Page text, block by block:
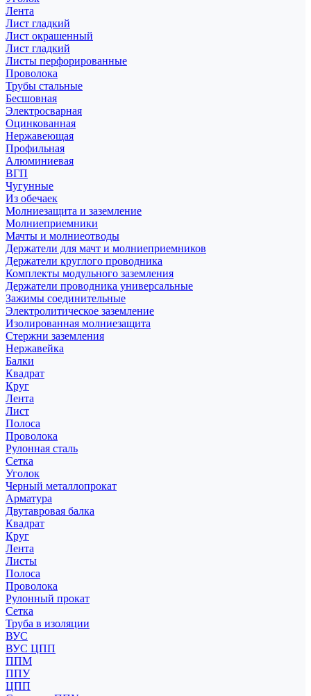
Лента
Лист гладкий
Лист окрашенный
Лист гладкий
Листы перфорированные
Проволока
Трубы стальные
Бесшовная
Электросварная
Оцинкованная
Нержавеющая
Профильная
Алюминиевая
ВГП
Чугунные
Из обечаек
Молниезащита и заземление
Молниеприемники
Мачты и молниеотводы
Держатели для мачт и молниеприемников
Держатели круглого проводника
Комплекты модульного заземления
Держатели проводника универсальные
Зажимы соединительные
Электролитическое заземление
Изолированная молниезащита
Стержни заземления
Нержавейка
Балки
Квадрат
Круг
Лента
Лист
Полоса
Проволока
Рулонная сталь
Сетка
Уголок
Черный металлопрокат
Арматура
Двутавровая балка
Квадрат
Круг
Лента
Листы
Полоса
Проволока
Рулонный прокат
Сетка
Труба в изоляции
ВУС
ВУС ЦПП
ППМ
ППУ
ЦПП